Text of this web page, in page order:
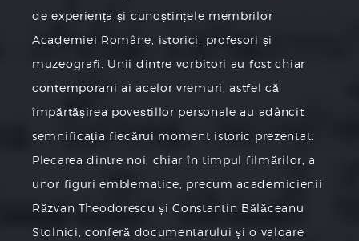
de experiența și cunoștințele membrilor
Academiei Române, istorici, profesori și
muzeografi. Unii dintre vorbitori au fost chiar
contemporani ai acelor vremuri, astfel că
împărtășirea poveștillor personale au adâncit
semnificația fiecărui moment istoric prezentat.
Plecarea dintre noi, chiar în timpul filmărilor, a
unor figuri emblematice, precum academicienii
Răzvan Theodorescu și Constantin Bălăceanu
Stolnici, conferă documentarului și o valoare